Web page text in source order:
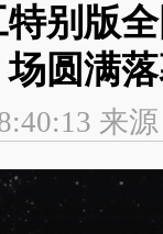
特别版
场圆满
来